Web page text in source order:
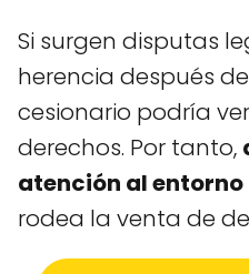
Si surgen disputas
herencia después
cesionario podría
derechos. Por tanto,
atención al entorno
rodea la venta de